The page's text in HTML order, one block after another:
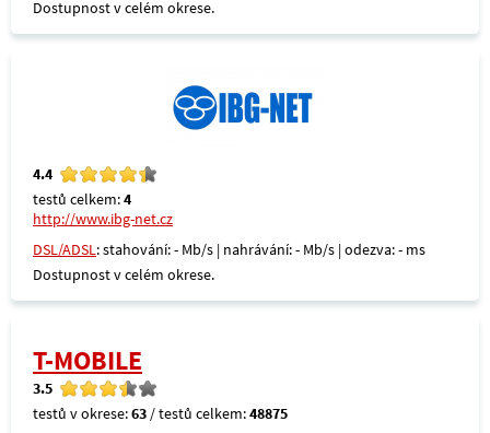
Dostupnost v celém okrese.
4.4
testů celkem:4
http://www.ibg-net.cz
DSL/ADSL: stahování: - Mb/s | nahrávání: - Mb/s | odezva: - ms
Dostupnost v celém okrese.
T-MOBILE
3.5
testů v okrese:63 / testů celkem:48875